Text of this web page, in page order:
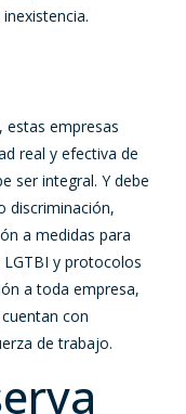
estas empresas
real y efectiva de
ser integral. Y debe
discriminación,
a medidas para
y protocolos
a toda empresa,
con
de trabajo.